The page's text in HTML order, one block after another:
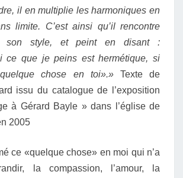
il en multiplie les harmoniques en
limite. C’est ainsi qu’il rencontre
son style, et peint en disant :
ce que je peins est hermétique, si
chose en toi».» Texte de
issu du catalogue de l’exposition
à Gérard Bayle » dans l’église de
2005
ce «quelque chose» en moi qui n’a
la compassion, l’amour, la